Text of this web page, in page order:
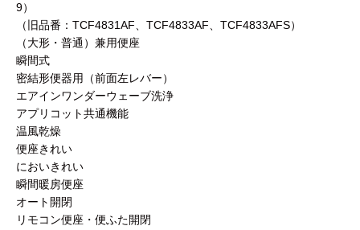
9）
（旧品番：TCF4831AF、TCF4833AF、TCF4833AFS）
（大形・普通）兼用便座
瞬間式
密結形便器用（前面左レバー）
エアインワンダーウェーブ洗浄
アプリコット共通機能
温風乾燥
便座きれい
においきれい
瞬間暖房便座
オート開閉
リモコン便座・便ふた開閉